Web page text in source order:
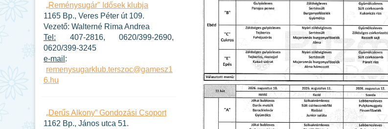
„Reménysugár" Idősek klubja
1165 Bp., Veres Péter út 109.
Vezető: Walterné Rima Andrea
Tel: 407-2816, 0620/399-2690,
0620/399-3245
e-mail :
remenysugarklub.terszoc@gamesz1
6.hu
„Derűs Alkony” Gondozási Csoport
1162 Bp., János utca 51.